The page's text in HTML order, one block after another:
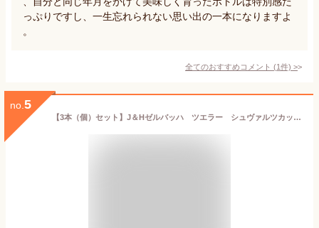
っぷりですし、一生忘れられない思い出の一本になりますよ
。
全てのおすすめコメント (1件) >
no. 5
【3本（個）セット】J＆Hゼルバッハ ツエラー シュヴァルツカッツ Q.b.A （ハーフ) 2023年 白 375mlJ&H SELBACH ZELLER SCHWARZE KATZ RIESLING QbA 799e黒猫で有名・カッツには珍しく最高級品種リースリングから造られておりよりエレガント